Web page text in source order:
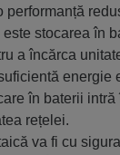
performanță
stocarea în
a încărca
energie
în baterii
rețelei.
va fi cu